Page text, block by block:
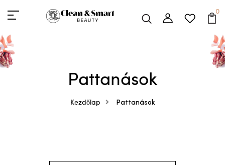
0
Pattanások
Kezdőlap Pattanások